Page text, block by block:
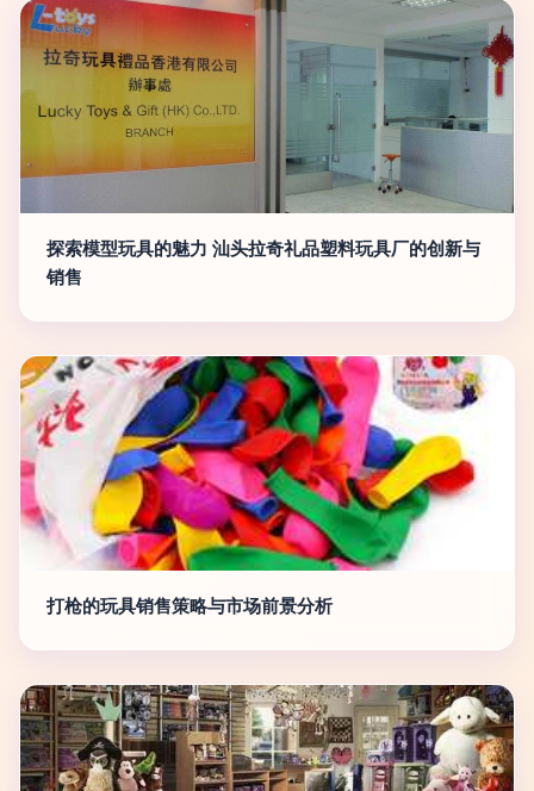
探索模型玩具的魅力 汕头拉奇礼品塑料玩具厂的创新与
销售
打枪的玩具销售策略与市场前景分析